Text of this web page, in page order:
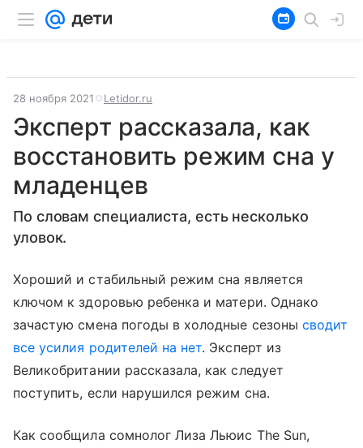
28 ноября 2021 Letidor.ru
Эксперт рассказала, как
восстановить режим сна у
младенцев
По словам специалиста, есть несколько
уловок.
Хороший и стабильный режим сна является
ключом к здоровью ребенка и матери. Однако
зачастую смена погоды в холодные сезоны сводит
все усилия родителей на нет. Эксперт из
Великобритании рассказала, как следует
поступить, если нарушился режим сна.
Как сообщила сомнолог Лиза Льюис The Sun,